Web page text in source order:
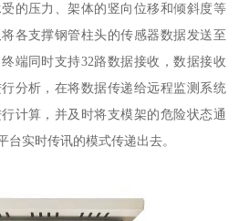
的压力、架体的竖向位移和倾斜度等
各支撑钢管柱头的传感器数据发送至
端同时支持32路数据接收，数据接收
分析，在将数据传递给远程监测系统
计算，并及时将支模架的危险状态通
实时传讯的模式传递出去。